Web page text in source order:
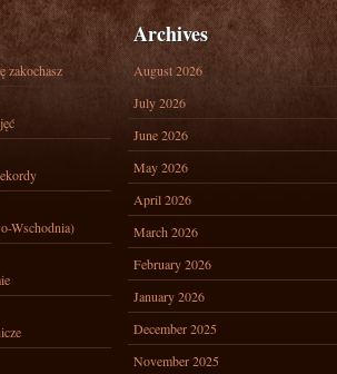
zakochasz
Wschodnia)
Archives
August 2026
July 2026
June 2026
May 2026
April 2026
March 2026
February 2026
January 2026
December 2025
November 2025